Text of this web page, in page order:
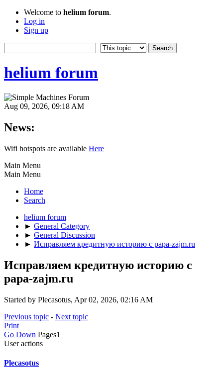
Welcome to helium forum.
Log in
Sign up
helium forum
Aug 09, 2026, 09:18 AM
News:
Wifi hotspots are available Here
Main Menu
Main Menu
Home
Search
helium forum
► General Category
► General Discussion
► Исправляем кредитную историю с papa-zajm.ru
Исправляем кредитную историю с
papa-zajm.ru
Started by Plecasotus, Apr 02, 2026, 02:16 AM
Previous topic - Next topic
Print
Go Down Pages1
User actions
Plecasotus